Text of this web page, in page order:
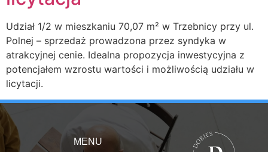
Udział 1/2 w mieszkaniu 70,07 m² w Trzebnicy przy ul.
Polnej – sprzedaż prowadzona przez syndyka w
atrakcyjnej cenie. Idealna propozycja inwestycyjna z
potencjałem wzrostu wartości i możliwością udziału w
licytacji.
MENU